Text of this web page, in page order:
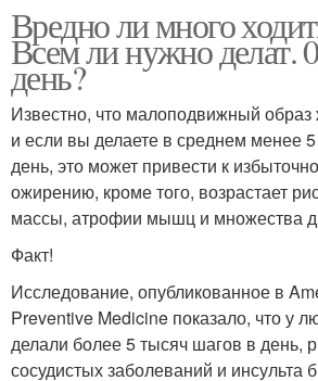
Вредно ли много
Всем ли нужно делат.
день?
Известно, что малоподвижный
и если вы делаете в среднем менее
день, это может привести к
ожирению, кроме того, возрастает
массы, атрофии мышц и множества
Факт!
Исследование, опубликованное в
Preventive Medicine показало, что у
делали более 5 тысяч шагов в день,
сосудистых заболеваний и инсульта